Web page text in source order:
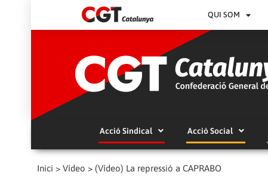
QUI SOM
Acció Sindical Acció Social
Inici > Vídeo > (Vídeo) La repressió a CAPRABO